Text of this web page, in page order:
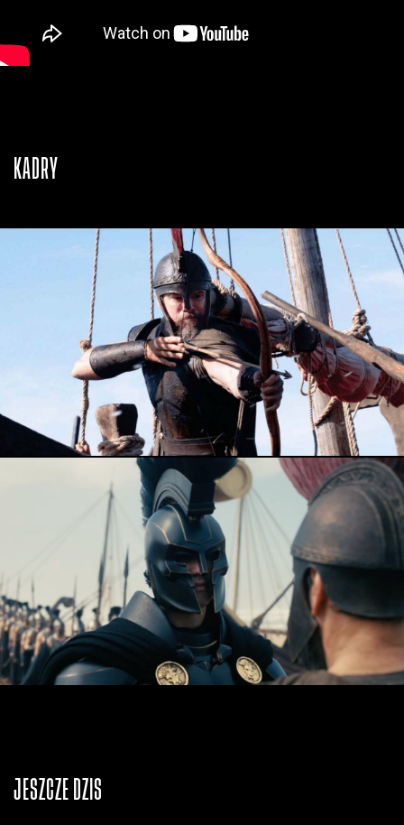
KADRY
JESZCZE DZIŚ